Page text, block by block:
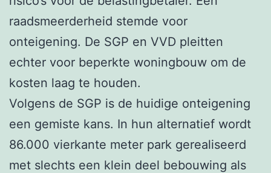
raadsmeerderheid stemde voor
onteigening. De SGP en VVD pleitten
echter voor beperkte woningbouw om de
kosten laag te houden.
Volgens de SGP is de huidige onteigening
een gemiste kans. In hun alternatief wordt
86.000 vierkante meter park gerealiseerd
met slechts een klein deel bebouwing als